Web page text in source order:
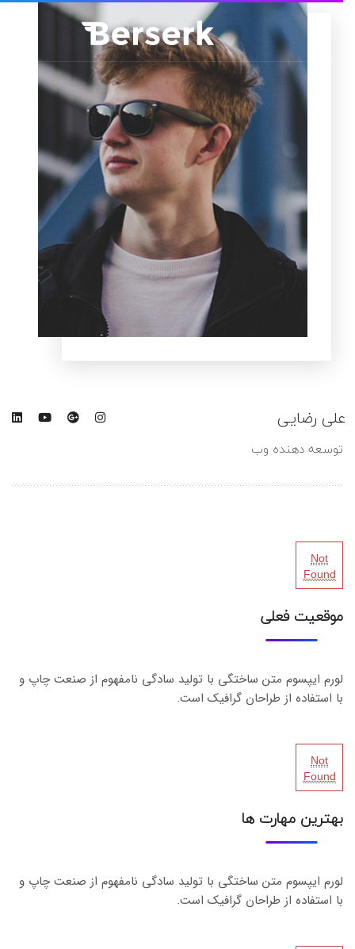
رضایی
توسعه دهنده وب
Not
Found
موقعیت فعلی
لورم ایپسوم متن ساختگی با تولید سادگی نامفهوم از صنعت چاپ و
با استفاده از طراحان گرافیک است.
Not
Found
بهترین مهارت ها
لورم ایپسوم متن ساختگی با تولید سادگی نامفهوم از صنعت چاپ و
با استفاده از طراحان گرافیک است.